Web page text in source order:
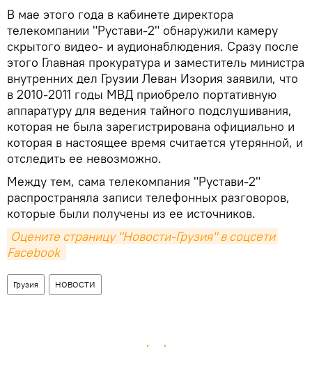
В мае этого года в кабинете директора
телекомпании "Рустави-2" обнаружили камеру
скрытого видео- и аудионаблюдения. Сразу после
этого Главная прокуратура и заместитель министра
внутренних дел Грузии Леван Изория заявили, что
в 2010-2011 годы МВД приобрело портативную
аппаратуру для ведения тайного подслушивания,
которая не была зарегистрирована официально и
которая в настоящее время считается утерянной, и
отследить ее невозможно.
Между тем, сама телекомпания "Рустави-2"
распространяла записи телефонных разговоров,
которые были получены из ее источников.
Оцените страницу "Новости-Грузия" в соцсети
Facebook
Грузия НОВОСТИ